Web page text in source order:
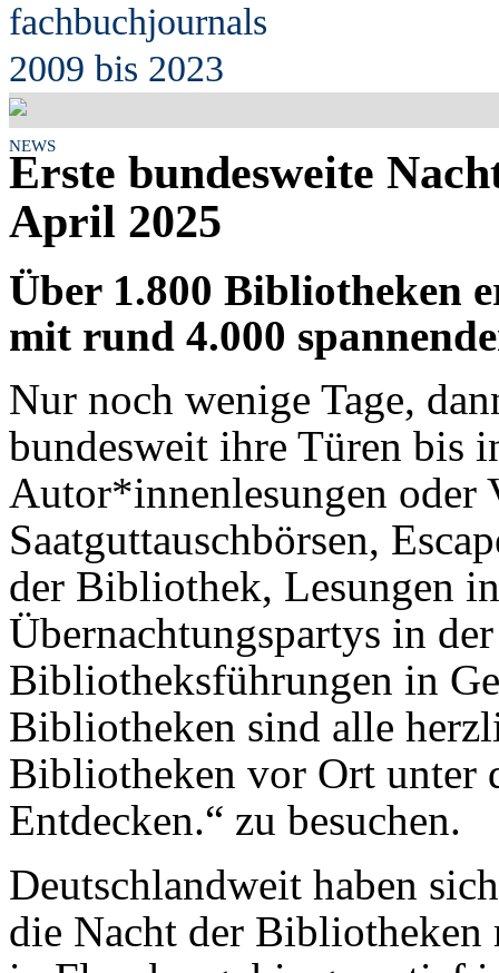
fachbuchjournals
2009 bis 2023
NEWS
Erste bundesweite
April 2025
Über 1.800 Bibliotheken
mit rund 4.000
Nur noch wenige Tage,
bundesweit ihre Türen bis
Autor*innenlesungen oder
Saatguttauschbörsen,
der Bibliothek, Lesungen
Übernachtungspartys in
Bibliotheksführungen in
Bibliotheken sind alle
Bibliotheken vor Ort unter
Entdecken.“ zu besuchen.
Deutschlandweit haben
die Nacht der Bibliotheken